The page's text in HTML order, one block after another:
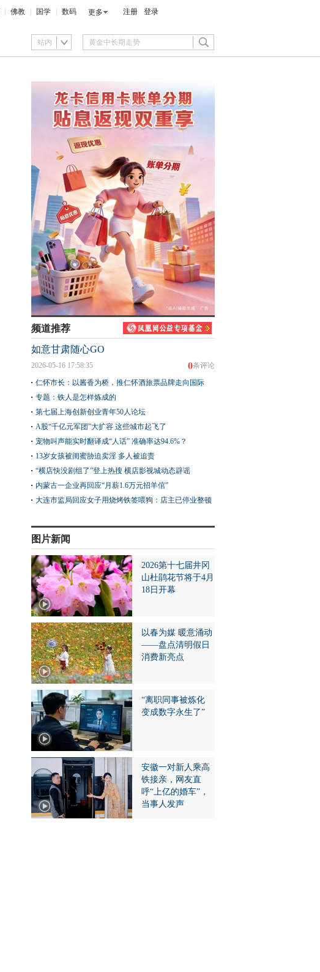
佛教 国学 数码 更多 注册 登录
站内
频道推荐
如意甘肃随心GO
0条评论
2026-05-16 17:58:35
仁怀市长：以酱香为桥，推仁怀酒旅票品牌走向国际
专题：铁人是怎样炼成的
第七届上海创新创业青年50人论坛
A股“千亿元军团”大扩容 这些城市起飞了
宠物叫声能实时翻译成“人话” 准确率达94.6%？
13岁女孩被闺蜜胁迫卖淫 多人被追责
“横店快没剧组了”登上热搜 横店影视城动态辟谣
内蒙古一企业再回应“月薪1.6万元招羊倌”
大连市监局回应女子用烧烤铁签喂狗：店主已停业整顿
图片新闻
2026第十七届井冈
山杜鹃花节将于4月
18日开幕
以春为媒 暖意涌动
——盘点清明假日
消费新亮点
“离职同事被炼化
变成数字永生了”
安徽一对新人乘高
铁接亲，网友直
呼“上亿的婚车”，
当事人发声